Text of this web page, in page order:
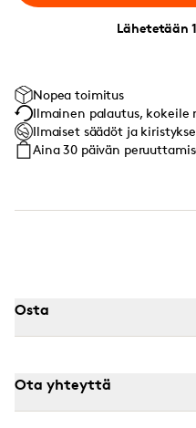
Lähetetään
Nopea toimitus
Ilmainen palautus, kokeile
Ilmaiset säädöt ja
Aina 30 päivän
Osta
Ota yhteyttä